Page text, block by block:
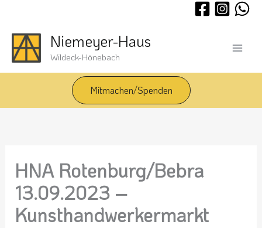
springen
Niemeyer-Haus
Wildeck-Hönebach
Mitmachen/Spenden
HNA Rotenburg/Bebra
13.09.2023 –
Kunsthandwerkermarkt